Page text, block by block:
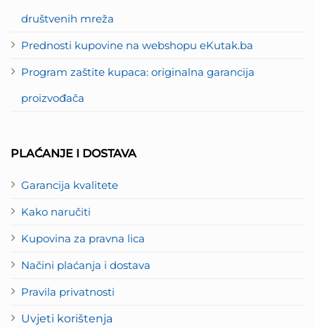
društvenih mreža
Prednosti kupovine na webshopu eKutak.ba
Program zaštite kupaca: originalna garancija
proizvođača
PLAĆANJE I DOSTAVA
Garancija kvalitete
Kako naručiti
Kupovina za pravna lica
Načini plaćanja i dostava
Pravila privatnosti
Uvjeti korištenja